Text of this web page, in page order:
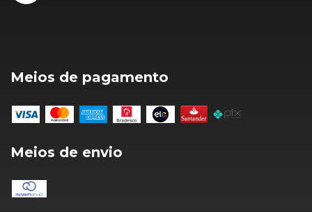
Meios de pagamento
Meios de envio